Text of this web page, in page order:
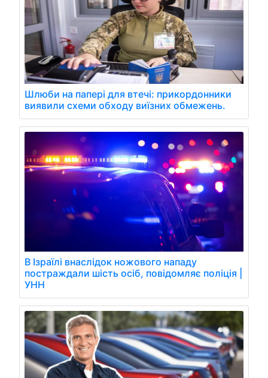
Шлюби на папері для втечі: прикордонники
виявили схеми обходу виїзних обмежень.
В Ізраїлі внаслідок ножового нападу
постраждали шість осіб, повідомляє поліція |
УНН